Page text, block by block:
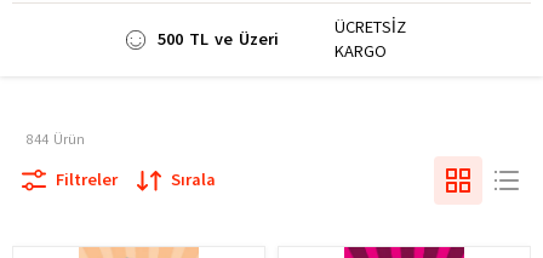
500 TL ve Üzeri
ÜCRETSİZ
KARGO
844 Ürün
Filtreler Sırala